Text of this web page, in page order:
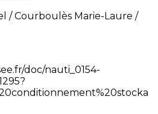
/ Courboulès Marie-Laure /
doc/nauti_0154-